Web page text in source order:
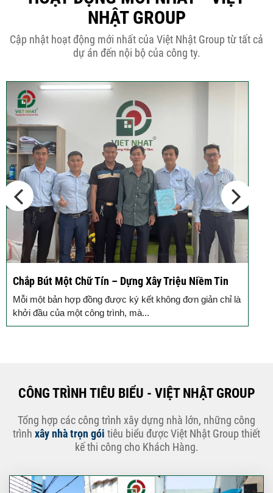
NHẬT GROUP
Cập nhật hoạt động mới nhất của Việt Nhật Group từ tất cả
dự án đến nội bộ của công ty.
Chắp Bút Một Chữ Tín – Dựng Xây Triệu Niềm Tin
Mỗi một bản hợp đồng được ký kết không đơn giản chỉ là
khởi đầu của một công trình, mà...
CÔNG TRÌNH TIÊU BIỂU - VIỆT NHẬT GROUP
Tổng hợp các công trình xây dựng nhà lớn, những công
trình xây nhà trọn gói tiêu biểu được Việt Nhật Group thiết
kế thi công cho Khách Hàng.